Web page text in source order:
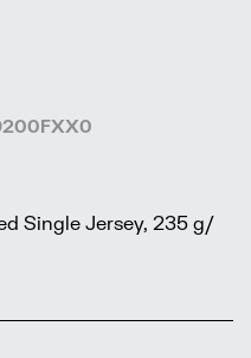
Single Jersey, 235 g/